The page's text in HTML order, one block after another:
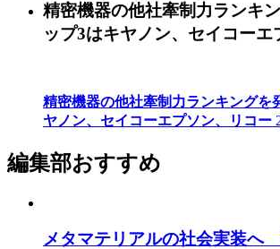
精密機器の他社牽制力ランキ
ップ3はキヤノン、セイコーエ
精密機器の他社牽制力ランキング
ヤノン、セイコーエプソン、リコー
編集部おすすめ
メタマテリアルの社会実装へ